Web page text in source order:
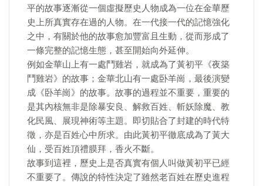
平的故事逐漸從一個虛擬歷史人物成為一位在金華歷
史上所真實存在過的人物。在一代接一代的記憶強化
之中，有關於他的故事愈加豐富且生動，從而形成了
一條完整的記憶生態，甚至開始向外延伸。
例如金華山上有一處鬥雞岩，就成為了黃初平《夜築
鬥雞岩》的故事；金華北山有一處卧羊崗，最後演變
成《卧羊崗》的故事。故事的過程並不重要，重要的
是其內核無非是除暴安良、解救百姓、斬妖除魔、教
化民風、展現神術等主題。即切貼合了封建的時代特
徵，亦是百姓心中所求。由此黃初平徹底成為了黃大
仙，受百姓頂禮膜拜，香火不斷。
故事到這裡，歷史上是否真實有個人叫做黃初平已經
不重要了。傳說的特性決定了雖然老百姓在歷史進程